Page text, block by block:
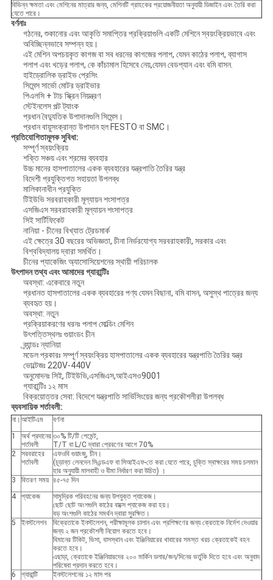
বিভিন্ন ক্ষমতা এবং মেশিনের মাত্রার জন্য, মেশিনটি গ্রাহকের প্রয়োজনীয়তা অনুযায়ী ডিজাইন এবং তৈরি করা
যেতে পারে।
বর্ণনাঃ
গঠনের, শুকানোর এবং আকৃতি সমাপ্তির প্রক্রিয়াগুলি একটি মেশিনে স্বয়ংক্রিয়ভাবে এবং
অবিচ্ছিন্নভাবে সম্পন্ন হয়।
এই মেশিন অপচয়কৃত কাগজ বা সব ধরনের কাগজের পলাপ, যেমন কাঠের পলাপ, ব্যাগাস
পলাপ এবং খড়ের পলাপ, কে কাঁচামাল হিসেবে নেয়,যেমন বেডপ্যান এবং বমি বাসন.
হাইড্রোলিক ড্রাইভ প্রেসিং
সিমেন্স সার্ভো মোটর ড্রাইভার
পিএলসি + টাচ স্ক্রিন নিয়ন্ত্রণ
স্টেইনলেস পল্ট ট্যাংক
প্রধান বৈদ্যুতিক উপাদানগুলি সিমেন্স।
প্রধান বায়ুসংক্রান্ত উপাদান হল FESTO বা SMC।
প্রতিযোগিতামূলক সুবিধা:
সম্পূর্ণ স্বয়ংক্রিয়
শক্তি সঞ্চয় এবং শ্রমের ব্যবহার
উচ্চ মানের হাসপাতালের একক ব্যবহারের যন্ত্রপাতি তৈরির যন্ত্র
বিদেশী প্রযুক্তিগত সহায়তা উপলব্ধ
মালিকানাধীন প্রযুক্তি
টিইউভি সরবরাহকারী মূল্যায়ন শংসাপত্র
এসজিএস সরবরাহকারী মূল্যায়ন শংসাপত্র
সিই সার্টিফিকেট
নানিয়া - চীনের বিখ্যাত ট্রেডমার্ক
এই ক্ষেত্রে 30 বছরের অভিজ্ঞতা, চীনা নির্ভরযোগ্য সরবরাহকারী, সরকার এবং
বিশ্ববিদ্যালয় দ্বারা সমর্থিত।
চীনের প্যাকেজিং অ্যাসোসিয়েশনের স্থায়ী পরিচালক
উৎপাদন তথ্য এবং আমাদের গ্যারান্টিঃ
অবস্থা: একেবারে নতুন
প্রধানত হাসপাতালের একক ব্যবহারের পণ্য যেমন বিছানা, বমি বাসন, অসুস্থ পাত্রের জন্য
ব্যবহৃত হয়।
অবস্থা: নতুন
প্রক্রিয়াকরণের ধরনঃ পলাপ মোল্ডিং মেশিন
উৎপত্তিস্থলঃ গুয়াংডং চীন
ব্র্যান্ডঃ ন্যানিয়া
মডেল প্রকারঃ সম্পূর্ণ স্বয়ংক্রিয় হাসপাতালের একক ব্যবহারের যন্ত্রপাতি তৈরির যন্ত্র
ভোল্টেজঃ 220V-440V
অনুমোদনঃ সিই, টিইউভি,এসজিএস,আইএসও9001
গ্যারান্টিঃ ১২ মাস
বিক্রয়োত্তর সেবা: বিদেশে যন্ত্রপাতি সার্ভিসিংয়ের জন্য প্রকৌশলীরা উপলব্ধ
ব্যবসায়িক শর্তাবলী:
না। আইটিএম
বর্ণনা
1
অর্থ প্রদানের
শর্তাবলী
৩০% টি/টি পেমেন্ট,
T/T বা L/C দ্বারা প্রেরণের আগে 70%
2
সরবরাহের
শর্তাবলী
এফওবি গুয়াংজু, চীন।
(চূড়ান্ত লেনদেন সিএন্ডএফ বা সিআইএফ-তে করা যেতে পারে, চুক্তি স্বাক্ষরের সময় চলমান
হার অনুযায়ী মালবাহী ও বীমা নির্ধারণ করা উচিত) ।
3
বিতরণ সময় ৪৫-৭৫ দিন
4
প্যাকেজ
সামুদ্রিক পরিবহনের জন্য উপযুক্ত প্যাকেজ।
ছোট ছোট অংশগুলি কাঠের বাক্সে প্যাকেজ করা হয়।
বড় অংশগুলি কাঠের সমর্থন দ্বারা সুরক্ষিত।
5
ইনস্টলেশন
বিক্রেতাকে ইনস্টলেশন, পরীক্ষামূলক চালান এবং প্রশিক্ষণের জন্য ক্রেতাকে নির্দেশ দেওয়ার
জন্য ২ জন প্রকৌশলী নিয়োগ করতে হবে।
বিমানের টিকিট, ভিসা, বাসস্থান এবং ইঞ্জিনিয়ারের খাবারের সমস্ত খরচ ক্রেতাকেই বহন
করতে হবে।
এছাড়া, ক্রেতাকে ইঞ্জিনিয়ারদের ২০০ মার্কিন ডলার/জন/দিনের ভর্তুকি দিতে হবে এবং অনুবাদ
পরিষেবা প্রদান করতে হবে।
6
গ্যারান্টি
ইনস্টলেশনের ১২ মাস পর